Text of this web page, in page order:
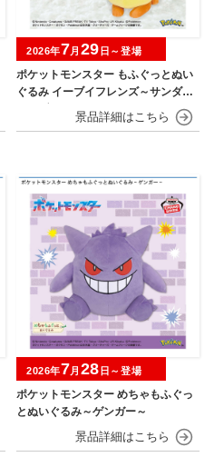
ポケットモンスター もふぐっとぬい
ぐるみ イーブイフレンズ～サンダー
ス・ブースター～おひるねver.
2026年7月 29 日～登場
ポケットモンスター めちゃもふぐっ
とぬいぐるみ～ゲンガー～
2026年7月 28 日～登場